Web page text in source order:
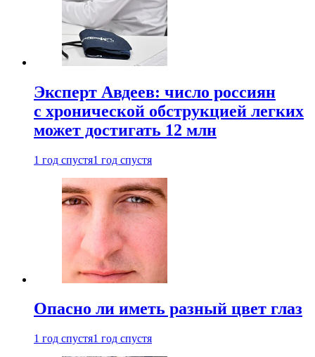
Эксперт Авдеев: число россиян
с хронической обструкцией легких
может достигать 12 млн
1 год спустя1 год спустя
Опасно ли иметь разный цвет глаз
1 год спустя1 год спустя